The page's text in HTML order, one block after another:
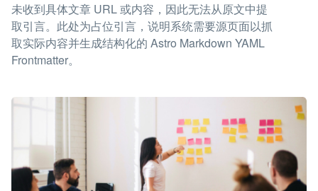
未收到具体文章 URL 或内容，因此无法从原文中提
取引言。此处为占位引言，说明系统需要源页面以抓
取实际内容并生成结构化的 Astro Markdown YAML
Frontmatter。